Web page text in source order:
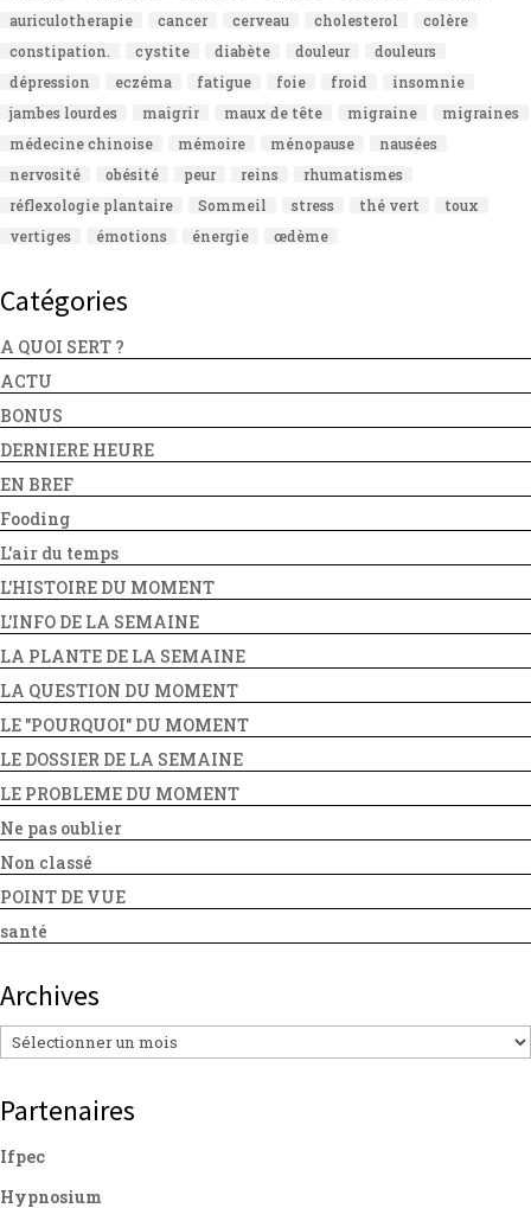
auriculotherapie
cancer cerveau cholesterol
colère
constipation.
cystite diabète douleur
douleurs
dépression
eczéma fatigue foie froid
insomnie
jambes lourdes
maigrir maux de tête migraine
migraines
médecine chinoise
mémoire ménopause
nausées
nervosité
obésité peur reins
rhumatismes
réflexologie plantaire
Sommeil stress thé vert
toux
vertiges
émotions énergie œdème
Catégories
A QUOI SERT ?
ACTU
BONUS
DERNIERE HEURE
EN BREF
Fooding
L'air du temps
L'HISTOIRE DU MOMENT
L'INFO DE LA SEMAINE
LA PLANTE DE LA SEMAINE
LA QUESTION DU MOMENT
LE "POURQUOI" DU MOMENT
LE DOSSIER DE LA SEMAINE
LE PROBLEME DU MOMENT
Ne pas oublier
Non classé
POINT DE VUE
santé
Archives
Archives
Partenaires
Ifpec
Hypnosium